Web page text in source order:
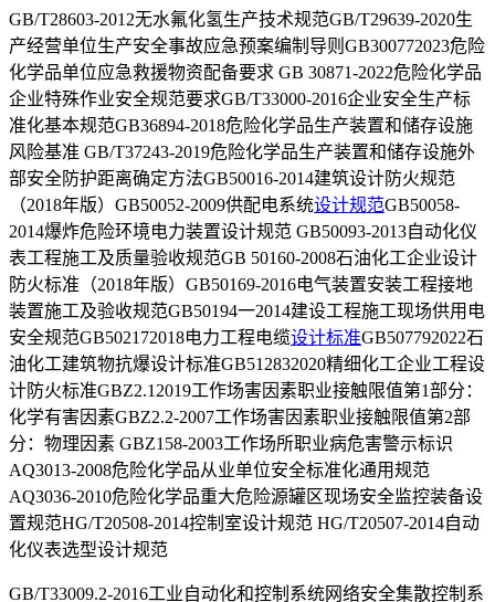
GB/T28603-2012无水氟化氢生产技术规范GB/T29639-2020生
产经营单位生产安全事故应急预案编制导则GB300772023危险
化学品单位应急救援物资配备要求 GB 30871-2022危险化学品
企业特殊作业安全规范要求GB/T33000-2016企业安全生产标
准化基本规范GB36894-2018危险化学品生产装置和储存设施
风险基准 GB/T37243-2019危险化学品生产装置和储存设施外
部安全防护距离确定方法GB50016-2014建筑设计防火规范
（2018年版）GB50052-2009供配电系统设计规范GB50058-
2014爆炸危险环境电力装置设计规范 GB50093-2013自动化仪
表工程施工及质量验收规范GB 50160-2008石油化工企业设计
防火标准（2018年版）GB50169-2016电气装置安装工程接地
装置施工及验收规范GB50194一2014建设工程施工现场供用电
安全规范GB502172018电力工程电缆设计标准GB507792022石
油化工建筑物抗爆设计标准GB512832020精细化工企业工程设
计防火标准GBZ2.12019工作场害因素职业接触限值第1部分：
化学有害因素GBZ2.2-2007工作场害因素职业接触限值第2部
分：物理因素 GBZ158-2003工作场所职业病危害警示标识
AQ3013-2008危险化学品从业单位安全标准化通用规范
AQ3036-2010危险化学品重大危险源罐区现场安全监控装备设
置规范HG/T20508-2014控制室设计规范 HG/T20507-2014自动
化仪表选型设计规范
GB/T33009.2-2016工业自动化和控制系统网络安全集散控制系